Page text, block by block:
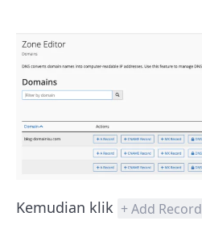
Kemudian klik + Add Record